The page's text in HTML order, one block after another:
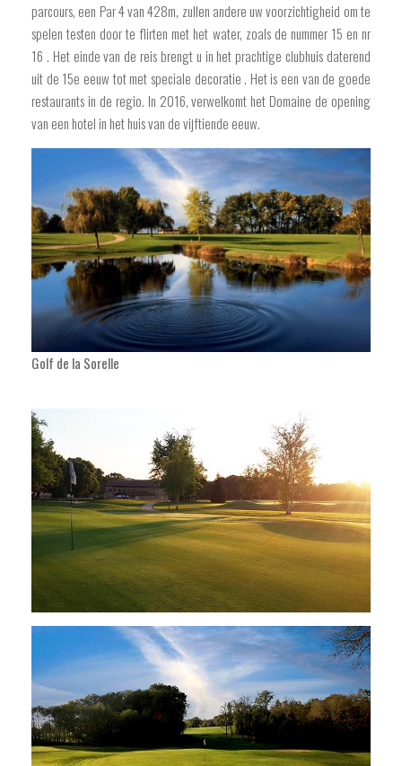
parcours, een Par 4 van 428m, zullen andere uw voorzichtigheid om te
spelen testen door te flirten met het water, zoals de nummer 15 en nr
16 . Het einde van de reis brengt u in het prachtige clubhuis daterend
uit de 15e eeuw tot met speciale decoratie . Het is een van de goede
restaurants in de regio. In 2016, verwelkomt het Domaine de opening
van een hotel in het huis van de vijftiende eeuw.
Golf de la Sorelle